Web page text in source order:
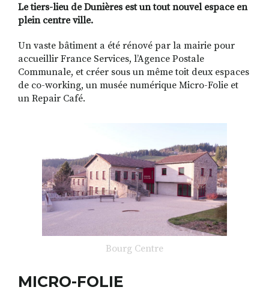
Le tiers-lieu de Dunières est un tout nouvel espace en
plein centre ville.
Un vaste bâtiment a été rénové par la mairie pour
accueillir France Services, l’Agence Postale
Communale, et créer sous un même toit deux espaces
de co-working, un musée numérique Micro-Folie et
un Repair Café.
Bourg Centre
MICRO-FOLIE